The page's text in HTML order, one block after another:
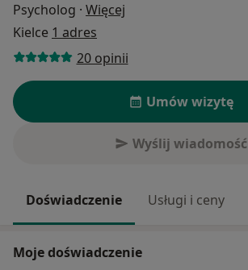
Psycholog · Więcej
Kielce 1 adres
20 opinii
Umów wizytę
Wyślij wiadomość
Doświadczenie Usługi i ceny
Moje doświadczenie